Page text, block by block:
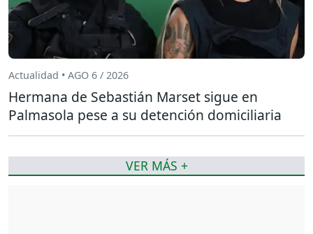
Actualidad • AGO 6 / 2026
Hermana de Sebastián Marset sigue en
Palmasola pese a su detención domiciliaria
VER MÁS +